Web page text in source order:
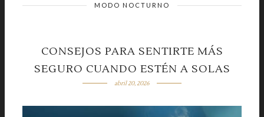
MODO NOCTURNO
CONSEJOS PARA SENTIRTE MÁS
SEGURO CUANDO ESTÉN A SOLAS
abril 20, 2026